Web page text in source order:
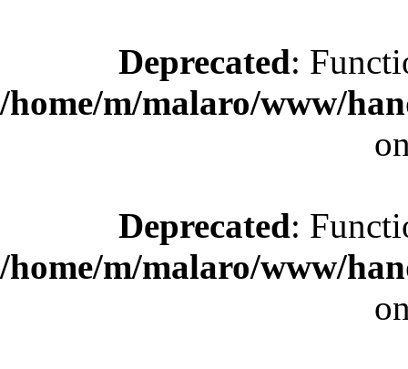
Deprecated:
/home/m/malaro/www/
Deprecated:
/home/m/malaro/www/